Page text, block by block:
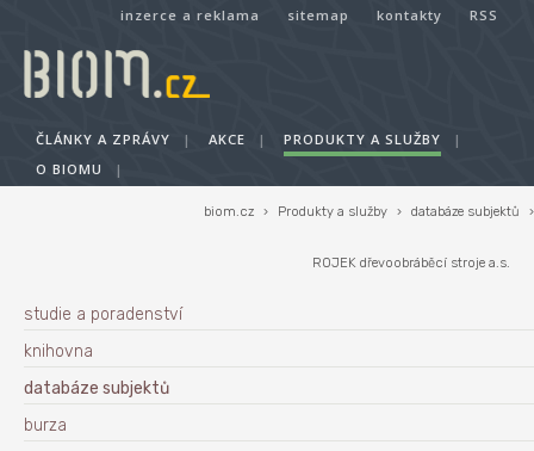
inzerce a reklama sitemap kontakty RSS
ČLÁNKY A ZPRÁVY | AKCE | PRODUKTY A SLUŽBY
|
O BIOMU
|
biom.cz › Produkty a služby › databáze subjektů ›
ROJEK dřevoobráběcí stroje a.s.
studie a poradenství
knihovna
databáze subjektů
burza